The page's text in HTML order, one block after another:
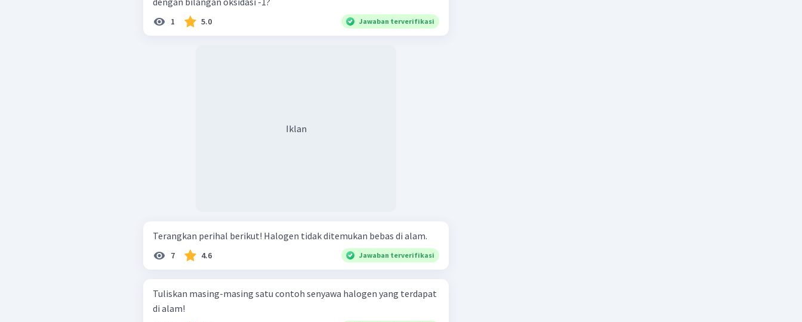
1 5.0 Jawaban terverifikasi
Iklan
Terangkan perihal berikut! Halogen tidak ditemukan bebas di alam.
7 4.6 Jawaban terverifikasi
Tuliskan masing-masing satu contoh senyawa halogen yang terdapat
di alam!